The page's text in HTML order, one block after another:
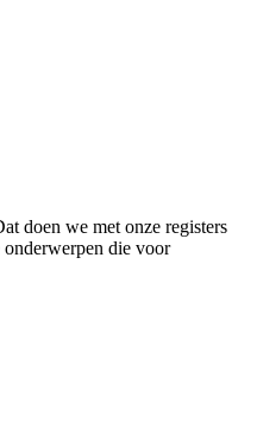
doen we met onze registers
die voor